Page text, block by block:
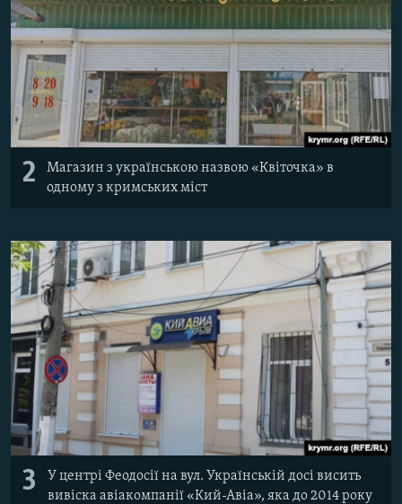
2
Магазин з українською назвою «Квіточка» в
одному з кримських міст
3
У центрі Феодосії на вул. Українській досі висить
вивіска авіакомпанії «Кий-Авіа», яка до 2014 року